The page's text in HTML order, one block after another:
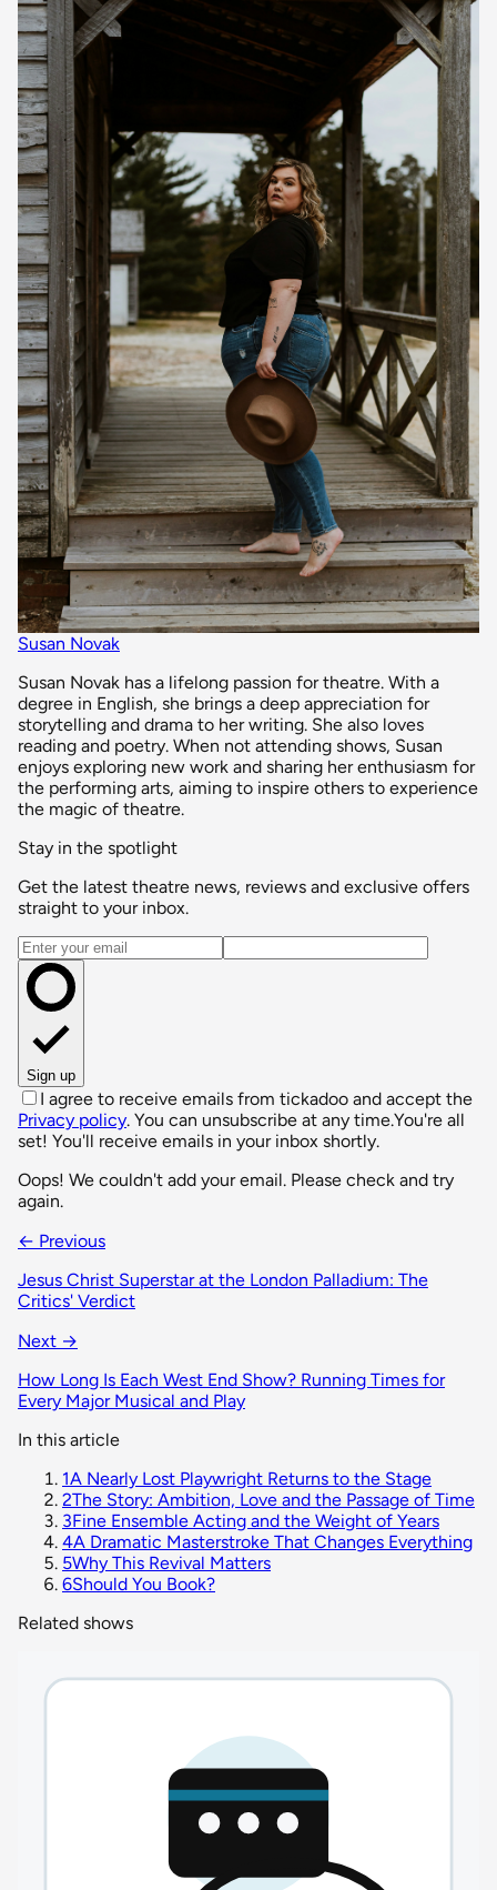
Susan Novak
Susan Novak has a lifelong passion for theatre. With a
degree in English, she brings a deep appreciation for
storytelling and drama to her writing. She also loves
reading and poetry. When not attending shows, Susan
enjoys exploring new work and sharing her enthusiasm for
the performing arts, aiming to inspire others to experience
the magic of theatre.
Stay in the spotlight
Get the latest theatre news, reviews and exclusive offers
straight to your inbox.
Email address
Sign up
I agree to receive emails from tickadoo and accept the
Privacy policy. You can unsubscribe at any time.You're all
set! You'll receive emails in your inbox shortly.
Oops! We couldn't add your email. Please check and try
again.
← Previous
Jesus Christ Superstar at the London Palladium: The
Critics' Verdict
Next →
How Long Is Each West End Show? Running Times for
Every Major Musical and Play
In this article
1A Nearly Lost Playwright Returns to the Stage
2The Story: Ambition, Love and the Passage of Time
3Fine Ensemble Acting and the Weight of Years
4A Dramatic Masterstroke That Changes Everything
5Why This Revival Matters
6Should You Book?
Related shows